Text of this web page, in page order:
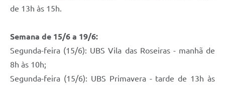
de 13h às 15h.
Semana de 15/6 a 19/6:
Segunda-feira (15/6): UBS Vila das Roseiras - manhã de
8h às 10h;
Segunda-feira (15/6): UBS Primavera - tarde de 13h às